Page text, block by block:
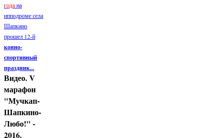
годана
ипподроме села
Шапкино
прошел 12-й
конно-
спортивный
праздник...
Видео. V
марафон
"Мучкап-
Шапкино-
Любо!" -
2016.